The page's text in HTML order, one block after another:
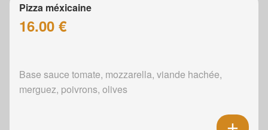
Pizza méxicaine
16.00 €
Base sauce tomate, mozzarella, viande hachée,
merguez, poivrons, olives